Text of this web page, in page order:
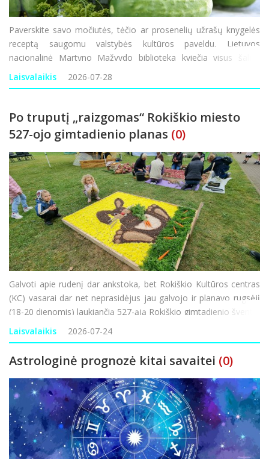
Paverskite savo močiutės, tėčio ar prosenelių užrašų knygelės
receptą saugomu valstybės kultūros paveldu. Lietuvos
nacionalinė Martyno Mažvydo biblioteka kviečia visus šalies
gyventojus prisidėti prie išskirtinės akcijos – iki spalio 31
d. pasidalyti savo &s
Laisvalaikis 2026-07-28
Po truputį „raizgomas“ Rokiškio miesto
527-ojo gimtadienio planas (0)
Galvoti apie rudenį dar ankstoka, bet Rokiškio Kultūros centras
(KC) vasarai dar net neprasidėjus jau galvojo ir planavo rugsėjį
(18-20 dienomis) laukiančią 527-ąją Rokiškio gimtadienio šventę,
kurios šūkis šiais metais – „Visu garsu“. Nors didžio
Laisvalaikis 2026-07-24
Astrologinė prognozė kitai savaitei (0)